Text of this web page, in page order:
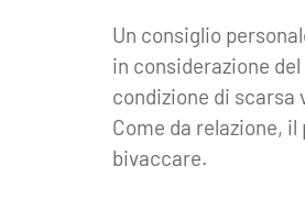
Un consiglio
in considerazione
condizione di scarsa
Come da relazione,
bivaccare.